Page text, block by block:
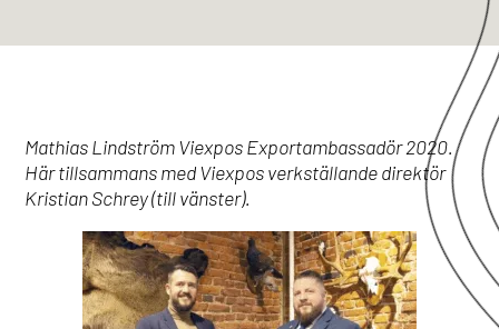
Mathias Lindström Viexpos Exportambassadör 2020.
Här tillsammans med Viexpos verkställande direktör
Kristian Schrey (till vänster).